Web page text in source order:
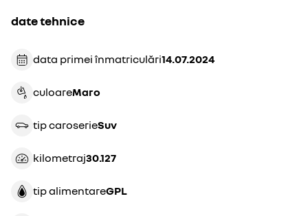
date tehnice
data primei înmatriculări 14.07.2024
culoare maro
tip caroserie suv
kilometraj 30.127
tip alimentare GPL